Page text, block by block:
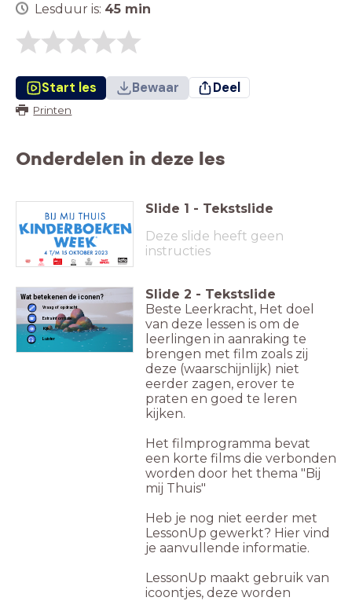
Lesduur is: 45 min
Start les Bewaar Deel
Printen
Onderdelen in deze les
Slide 1 - Tekstslide
Deze slide heeft geen
instructies
Vraag of opdracht
Extra informatie
Kijk
Luister
Wat betekenen de iconen? Slide 2 - Tekstslide
Beste Leerkracht, Het doel
van deze lessen is om de
leerlingen in aanraking te
brengen met film zoals zij
deze (waarschijnlijk) niet
eerder zagen, erover te
praten en goed te leren
kijken.
Het filmprogramma bevat
een korte films die verbonden
worden door het thema "Bij
mij Thuis"
Heb je nog niet eerder met
LessonUp gewerkt? Hier vind
je aanvullende informatie.
LessonUp maakt gebruik van
icoontjes, deze worden